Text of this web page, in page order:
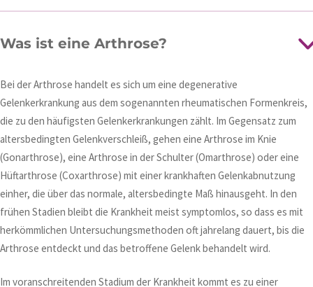
Was ist eine Arthrose?
Bei der Arthrose handelt es sich um eine degenerative
Gelenkerkrankung aus dem sogenannten rheumatischen Formenkreis,
die zu den häufigsten Gelenkerkrankungen zählt. Im Gegensatz zum
altersbedingten Gelenkverschleiß, gehen eine Arthrose im Knie
(Gonarthrose), eine Arthrose in der Schulter (Omarthrose) oder eine
Hüftarthrose (Coxarthrose) mit einer krankhaften Gelenkabnutzung
einher, die über das normale, altersbedingte Maß hinausgeht. In den
frühen Stadien bleibt die Krankheit meist symptomlos, so dass es mit
herkömmlichen Untersuchungsmethoden oft jahrelang dauert, bis die
Arthrose entdeckt und das betroffene Gelenk behandelt wird.
Im voranschreitenden Stadium der Krankheit kommt es zu einer